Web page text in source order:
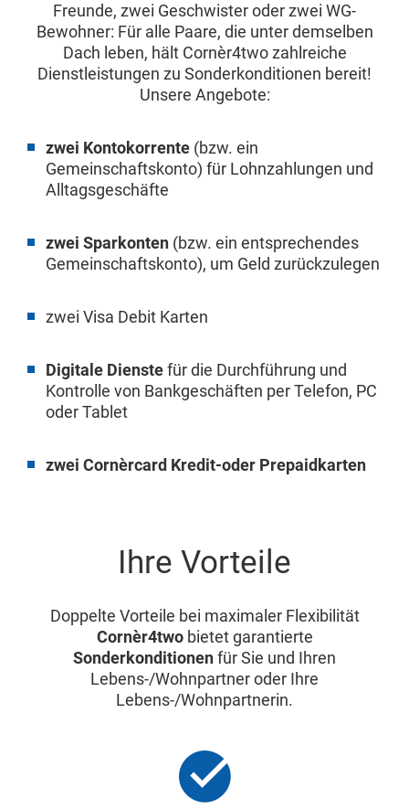
Freunde, zwei Geschwister oder zwei WG-
Bewohner: Für alle Paare, die unter demselben
Dach leben, hält Cornèr4two zahlreiche
Dienstleistungen zu Sonderkonditionen bereit!
Unsere Angebote:
zwei Kontokorrente (bzw. ein
Gemeinschaftskonto) für Lohnzahlungen und
Alltagsgeschäfte
zwei Sparkonten (bzw. ein entsprechendes
Gemeinschaftskonto), um Geld zurückzulegen
zwei Visa Debit Karten
Digitale Dienstefür die Durchführung und
Kontrolle von Bankgeschäften per Telefon, PC
oder Tablet
zwei Cornèrcard Kredit-oder Prepaidkarten
Ihre Vorteile
Doppelte Vorteile bei maximaler Flexibilität
Cornèr4twobietet garantierte
Sonderkonditionenfür Sie und Ihren
Lebens-/Wohnpartner oder Ihre
Lebens-/Wohnpartnerin.